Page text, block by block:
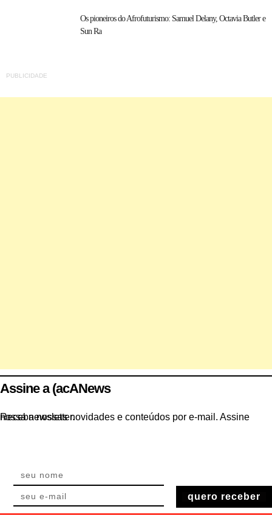
Os pioneiros do Afrofuturismo: Samuel Delany, Octavia Butler e
Sun Ra
PUBLICIDADE
Assine a (acANews
Receba nossas novidades e conteúdos por e-mail. Assine nossa newsletter.
quero receber